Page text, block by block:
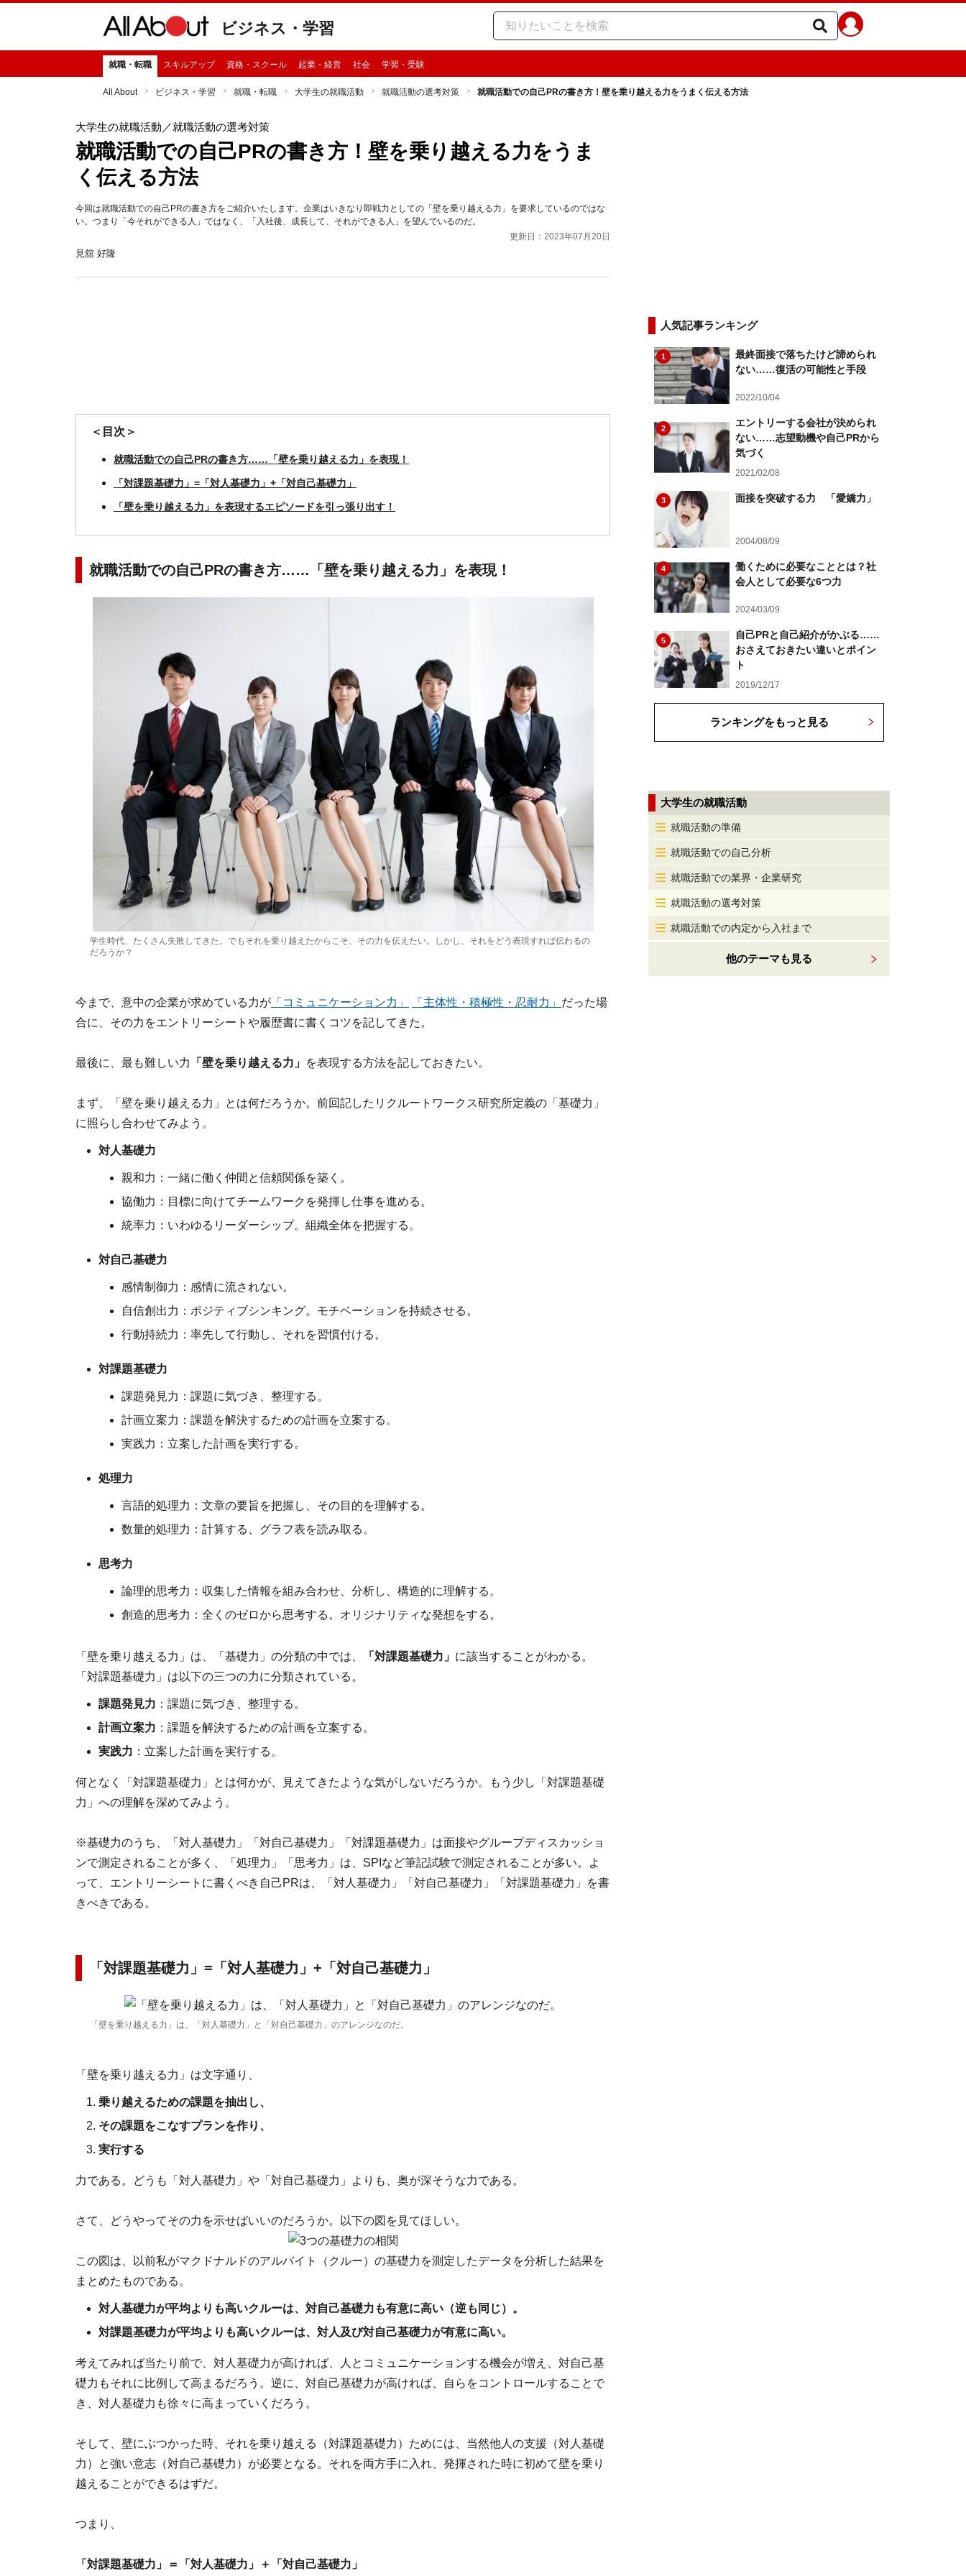
ビジネス・学習
就職・転職 スキルアップ 資格・スクール 起業・経営 社会 学習・受験
All About ビジネス・学習 就職・転職 大学生の就職活動 就職活動の選考対策 就職活動での自己PRの書き方！壁を乗り越える力をうまく伝える方法
大学生の就職活動 ／就職活動の選考対策
就職活動での自己PRの書き方！壁を乗り越える力をうま
く伝える方法
今回は就職活動での自己PRの書き方をご紹介いたします。企業はいきなり即戦力としての「壁を乗り越える力」を要求しているのではな
い。つまり「今それができる人」ではなく、「入社後、成長して、それができる人」を望んでいるのだ。
更新日：2023年07月20日
見舘 好隆
＜目次＞
就職活動での自己PRの書き方……「壁を乗り越える力」を表現！
「対課題基礎力」=「対人基礎力」+「対自己基礎力」
「壁を乗り越える力」を表現するエピソードを引っ張り出す！
就職活動での自己PRの書き方……「壁を乗り越える力」を表現！
学生時代、たくさん失敗してきた。でもそれを乗り越えたからこそ、その力を伝えたい。しかし、それをどう表現すれば伝わるの
だろうか？
今まで、意中の企業が求めている力が 「コミュニケーション力」 「主体性・積極性・忍耐力」 だった場
合に、その力をエントリーシートや履歴書に書くコツを記してきた。
最後に、最も難しい力 「壁を乗り越える力」 を表現する方法を記しておきたい。
まず、「壁を乗り越える力」とは何だろうか。前回記したリクルートワークス研究所定義の「基礎力」
に照らし合わせてみよう。
対人基礎力
親和力：一緒に働く仲間と信頼関係を築く。
協働力：目標に向けてチームワークを発揮し仕事を進める。
統率力：いわゆるリーダーシップ。組織全体を把握する。
対自己基礎力
感情制御力：感情に流されない。
自信創出力：ポジティブシンキング。モチベーションを持続させる。
行動持続力：率先して行動し、それを習慣付ける。
対課題基礎力
課題発見力：課題に気づき、整理する。
計画立案力：課題を解決するための計画を立案する。
実践力：立案した計画を実行する。
処理力
言語的処理力：文章の要旨を把握し、その目的を理解する。
数量的処理力：計算する、グラフ表を読み取る。
思考力
論理的思考力：収集した情報を組み合わせ、分析し、構造的に理解する。
創造的思考力：全くのゼロから思考する。オリジナリティな発想をする。
「壁を乗り越える力」は、「基礎力」の分類の中では、 「対課題基礎力」 に該当することがわかる。
「対課題基礎力」は以下の三つの力に分類されている。
課題発見力 ：課題に気づき、整理する。
計画立案力 ：課題を解決するための計画を立案する。
実践力 ：立案した計画を実行する。
何となく「対課題基礎力」とは何かが、見えてきたような気がしないだろうか。もう少し「対課題基礎
力」への理解を深めてみよう。
※基礎力のうち、「対人基礎力」「対自己基礎力」「対課題基礎力」は面接やグループディスカッショ
ンで測定されることが多く、「処理力」「思考力」は、SPIなど筆記試験で測定されることが多い。よ
って、エントリーシートに書くべき自己PRは、「対人基礎力」「対自己基礎力」「対課題基礎力」を書
きべきである。
「対課題基礎力」=「対人基礎力」+「対自己基礎力」
「壁を乗り越える力」は、「対人基礎力」と「対自己基礎力」のアレンジなのだ。
「壁を乗り越える力」は文字通り、
乗り越えるための課題を抽出し、
その課題をこなすプランを作り、
実行する
力である。どうも「対人基礎力」や「対自己基礎力」よりも、奥が深そうな力である。
さて、どうやってその力を示せばいいのだろうか。以下の図を見てほしい。
この図は、以前私がマクドナルドのアルバイト（クルー）の基礎力を測定したデータを分析した結果を
まとめたものである。
対人基礎力が平均よりも高いクルーは、対自己基礎力も有意に高い（逆も同じ）。
対課題基礎力が平均よりも高いクルーは、対人及び対自己基礎力が有意に高い。
考えてみれば当たり前で、対人基礎力が高ければ、人とコミュニケーションする機会が増え、対自己基
礎力もそれに比例して高まるだろう。逆に、対自己基礎力が高ければ、自らをコントロールすることで
き、対人基礎力も徐々に高まっていくだろう。
そして、壁にぶつかった時、それを乗り越える（対課題基礎力）ためには、当然他人の支援（対人基礎
力）と強い意志（対自己基礎力）が必要となる。それを両方手に入れ、発揮された時に初めて壁を乗り
越えることができるはずだ。
つまり、
「対課題基礎力」＝「対人基礎力」＋「対自己基礎力」
人気記事ランキング
1
最終面接で落ちたけど諦められ
ない……復活の可能性と手段
2022/10/04
2
エントリーする会社が決められ
ない……志望動機や自己PRから
気づく
2021/02/08
3 面接を突破する力 「愛嬌力」
2004/08/09
4
働くために必要なこととは？社
会人として必要な6つ力
2024/03/09
5
自己PRと自己紹介がかぶる……
おさえておきたい違いとポイン
ト
2019/12/17
ランキングをもっと見る
大学生の就職活動
就職活動の準備
就職活動での自己分析
就職活動での業界・企業研究
就職活動の選考対策
就職活動での内定から入社まで
他のテーマも見る